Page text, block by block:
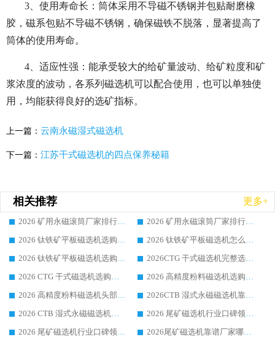
3、使用寿命长：筒体采用不导磁不锈钢并包贴耐磨橡
胶，磁系包贴不导磁不锈钢，确保磁铁不脱落，显著提高了
筒体的使用寿命。
4、适应性强：能承受较大的给矿量波动、给矿粒度和矿
浆浓度的波动，各系列磁选机可以配合使用，也可以单独使
用，均能获得良好的选矿指标。
上一篇： 云南永磁湿式磁选机
下一篇： 江苏干式磁选机的四点保养秘籍
相关推荐 更多+
2026 矿用永磁滚筒厂家排行榜选购干货指南 行业口碑标杆华体会手机网页版-华体会(中国) 实力出众
2026 矿用永磁滚筒厂家排行榜选购指南，行业口碑领域强者华体会手机网页版-华体会(中国)
2026 钛铁矿平板磁选机选购全攻略 市场公认优质品牌厂家实力排行榜
2026 钛铁矿平板磁选机怎么选 靠谱生产企业实力排行榜选购参考攻略
2026 钛铁矿平板磁选机选购指南 行业口碑优选品牌生产企业实力排行榜
2026CTG 干式磁选机完整选购指南 行业口碑顶尖靠谱生产龙头厂家实力推荐
2026 CTG 干式磁选机选购指南|行业口碑靠谱生产厂家领域强者推荐
2026 高精度粉料磁选机选购全攻略 行业优质品牌华体会手机网页版-华体会(中国) 实力深度解析
2026 高精度粉料磁选机头部厂家选购指南 行业口碑靠谱品牌推荐 领域强者华体会手机网页版-华体会(中国) 解析
2026CTB 湿式永磁磁选机靠谱厂家实力排行榜 铁矿选矿设备采购全流程选购指南
2026 CTB 湿式永磁磁选机选购指南|行业口碑良好品牌推荐，领域强者华体会手机网页版-华体会(中国)
2026 尾矿磁选机行业口碑领域强者，源头直供国内主流厂家华体会手机网页版-华体会(中国) 一站式服务
2026 尾矿磁选机行业口碑领域强者，源头直供国内主流厂家华体会手机网页版-华体会(中国) 一站式服务
2026尾矿磁选机靠谱厂家哪家好 行业口碑领域强者华体会手机网页版-华体会(中国) 推荐